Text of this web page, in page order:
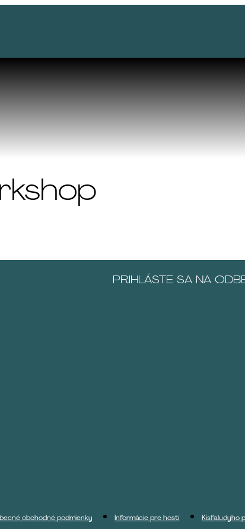
PRIHLÁSTE SA NA
obchodné podmienky Informácie pre hostí Kisfaludyho